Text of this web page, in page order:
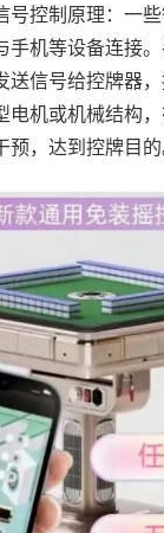
号控制原理：一
手机等设备连接
送信号给控牌器
电机或机械结构，
，达到控牌目的